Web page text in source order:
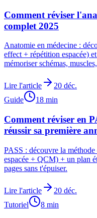
Comment réviser
complet 2025
Anatomie en médecine :
effect + répétition espacée)
mémoriser schémas,
Lire l'article
20 déc.
Guide
18 min
Comment réviser en
réussir sa première
PASS : découvre la
espacée + QCM) + un plan
pages sans t'épuiser.
Lire l'article
20 déc.
Tutoriel
8 min